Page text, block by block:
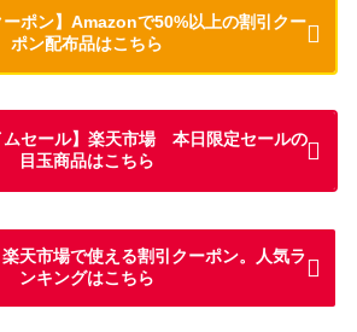
ーポン】Amazonで50%以上の割引クー
ポン配布品はこちら
ムセール】楽天市場 本日限定セールの
目玉商品はこちら
楽天市場で使える割引クーポン。人気ラ
ンキングはこちら